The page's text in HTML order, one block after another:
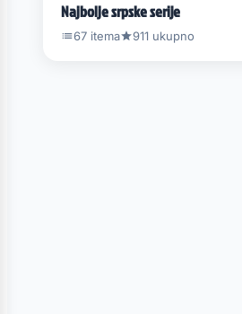
Najbolje srpske serije
67 itema 911 ukupno